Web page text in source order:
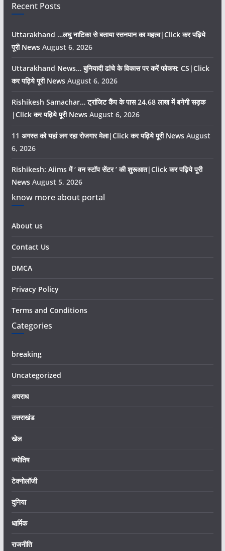
Recent Posts
Uttarakhand …लघु नाटिका से बताया स्तनपान का महत्व|Click कर पढ़िये
पूरी News August 6, 2026
Uttarakhand News… बुनियादी ढांचे के विकास पर करें फोकस: CS|Click
कर पढ़िये पूरी News August 6, 2026
Rishikesh Samachar… ट्रांजिट कैंप के पास 24.68 लाख में बनेगी सड़क
|Click कर पढ़िये पूरी News August 6, 2026
11 अगस्त को यहां लग रहा रोजगार मेला|Click कर पढ़िये पूरी News August
6, 2026
Rishikesh: Aiims में ‘ वन स्टॉप सेंटर ’ की शुरूआत|Click कर पढ़िये पूरी
News August 5, 2026
know more about portal
About us
Contact Us
DMCA
Privacy Policy
Terms and Conditions
Categories
breaking
Uncategorized
अपराध
उत्तराखंड
खेल
ज्योतिष
टेक्नोलॉजी
दुनिया
धार्मिक
राजनीति